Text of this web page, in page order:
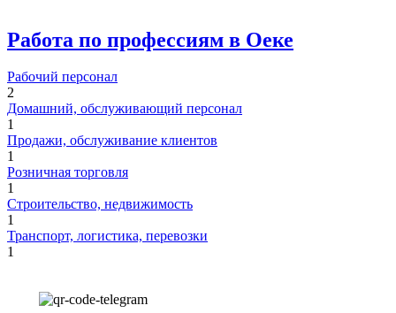
Работа по профессиям в Оеке
Рабочий персонал
2
Домашний, обслуживающий персонал
1
Продажи, обслуживание клиентов
1
Розничная торговля
1
Строительство, недвижимость
1
Транспорт, логистика, перевозки
1